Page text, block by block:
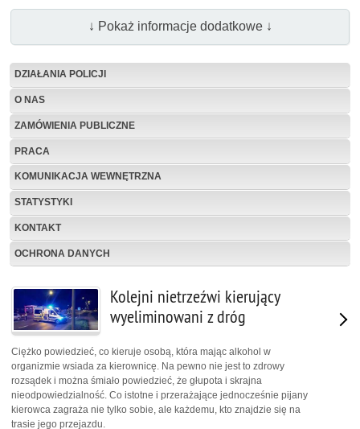
↓ Pokaż informacje dodatkowe ↓
DZIAŁANIA POLICJI
O NAS
ZAMÓWIENIA PUBLICZNE
PRACA
KOMUNIKACJA WEWNĘTRZNA
STATYSTYKI
KONTAKT
OCHRONA DANYCH
Kolejni nietrzeźwi kierujący
wyeliminowani z dróg
Ciężko powiedzieć, co kieruje osobą, która mając alkohol w
organizmie wsiada za kierownicę. Na pewno nie jest to zdrowy
rozsądek i można śmiało powiedzieć, że głupota i skrajna
nieodpowiedzialność. Co istotne i przerażające jednocześnie pijany
kierowca zagraża nie tylko sobie, ale każdemu, kto znajdzie się na
trasie jego przejazdu.